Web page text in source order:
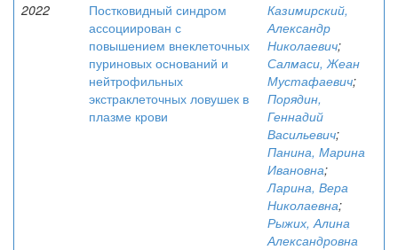
2022
Постковидный синдром
ассоциирован с
повышением внеклеточных
пуриновых оснований и
нейтрофильных
экстраклеточных ловушек в
плазме крови
Казимирский,
Александр
Николаевич;
Салмаси, Жеан
Мустафаевич;
Порядин,
Геннадий
Васильевич;
Панина, Марина
Ивановна;
Ларина, Вера
Николаевна;
Рыжих, Алина
Александровна